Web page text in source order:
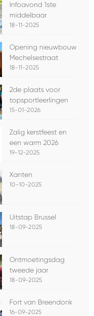
Infoavond 1ste
middelbaar
18-11-2025
Opening nieuwbouw
Mechelsestraat
18-11-2025
2de plaats voor
topsportleerlingen
15-01-2026
Zalig kerstfeest en
een warm 2026
19-12-2025
Xanten
10-10-2025
Uitstap Brussel
18-09-2025
Ontmoetingsdag
tweede jaar
18-09-2025
Fort van Breendonk
16-09-2025